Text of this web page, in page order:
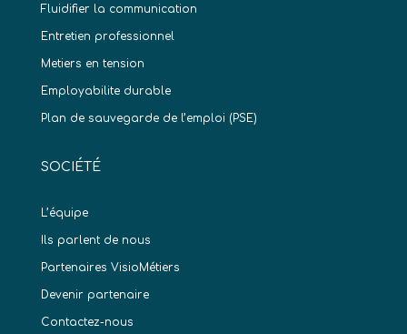
Fluidifier la communication
Entretien professionnel
Metiers en tension
Employabilite durable
Plan de sauvegarde de l’emploi (PSE)
SOCIÉTÉ
L’équipe
Ils parlent de nous
Partenaires VisioMétiers
Devenir partenaire
Contactez-nous